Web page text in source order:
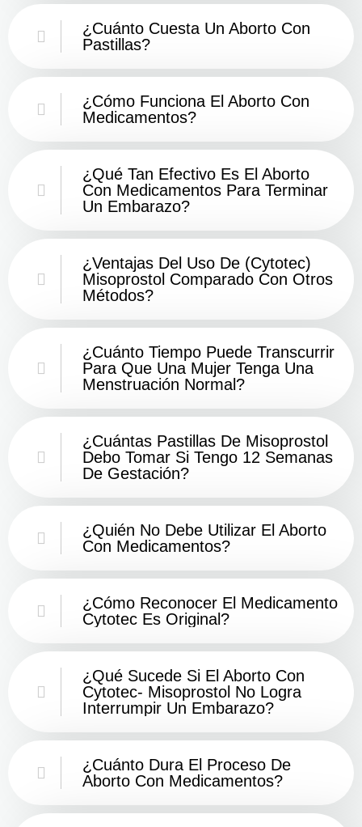
¿Cuánto Cuesta Un Aborto Con
Pastillas?
¿Cómo Funciona El Aborto Con
Medicamentos?
¿Qué Tan Efectivo Es El Aborto
Con Medicamentos Para Terminar
Un Embarazo?
¿Ventajas Del Uso De (Cytotec)
Misoprostol Comparado Con Otros
Métodos?
¿Cuánto Tiempo Puede Transcurrir
Para Que Una Mujer Tenga Una
Menstruación Normal?
¿Cuántas Pastillas De Misoprostol
Debo Tomar Si Tengo 12 Semanas
De Gestación?
¿Quién No Debe Utilizar El Aborto
Con Medicamentos?
¿Cómo Reconocer El Medicamento
Cytotec Es Original?
¿Qué Sucede Si El Aborto Con
Cytotec- Misoprostol No Logra
Interrumpir Un Embarazo?
¿Cuánto Dura El Proceso De
Aborto Con Medicamentos?